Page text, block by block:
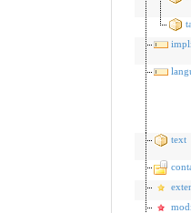
text